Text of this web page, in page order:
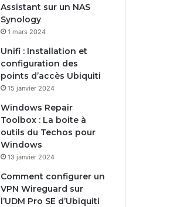
Assistant sur un NAS
Synology
1 mars 2024
Unifi : Installation et
configuration des
points d’accès Ubiquiti
15 janvier 2024
Windows Repair
Toolbox : La boite à
outils du Techos pour
Windows
13 janvier 2024
Comment configurer un
VPN Wireguard sur
l’UDM Pro SE d’Ubiquiti